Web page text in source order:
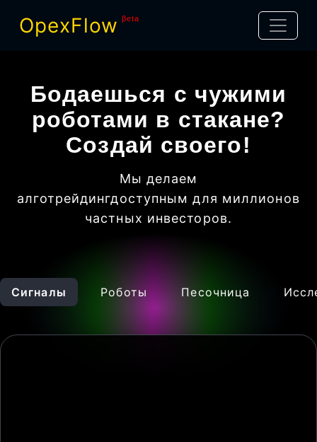
OpexFlow βeta
Бодаешься с чужими
роботами в стакане?
Создай своего!
Мы делаем
алготрейдингдоступным для миллионов
частных инвесторов.
Сигналы Роботы Песочница